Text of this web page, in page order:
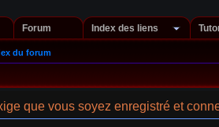
Forum Index des liens
du forum
que vous soyez enregistré et